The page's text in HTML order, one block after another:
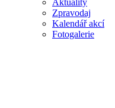
Zpravodaj
Kalendář akcí
Fotogalerie